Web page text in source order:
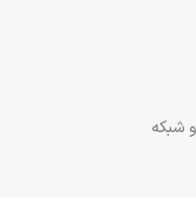
شبکه